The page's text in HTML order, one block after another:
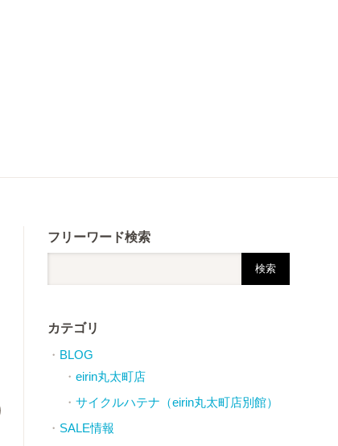
フリーワード検索
カテゴリ
BLOG
eirin丸太町店
サイクルハテナ（eirin丸太町店別館）
SALE情報